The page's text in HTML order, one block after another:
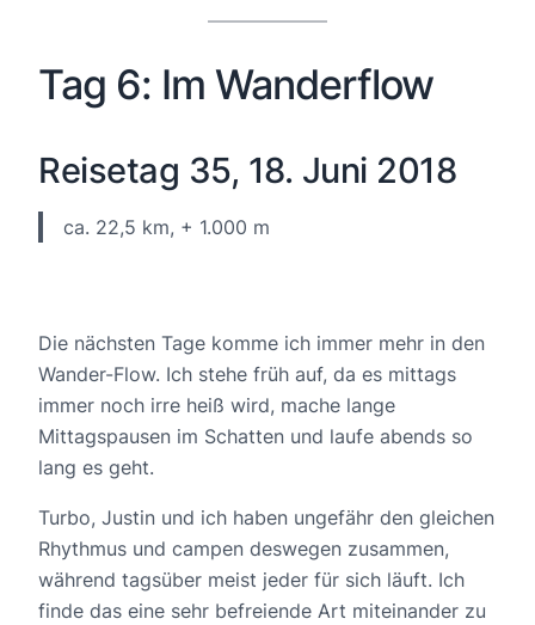
Tag 6: Im Wanderflow
Reisetag 35, 18. Juni 2018
ca. 22,5 km, + 1.000 m
Die nächsten Tage komme ich immer mehr in den
Wander-Flow. Ich stehe früh auf, da es mittags
immer noch irre heiß wird, mache lange
Mittagspausen im Schatten und laufe abends so
lang es geht.
Turbo, Justin und ich haben ungefähr den gleichen
Rhythmus und campen deswegen zusammen,
während tagsüber meist jeder für sich läuft. Ich
finde das eine sehr befreiende Art miteinander zu